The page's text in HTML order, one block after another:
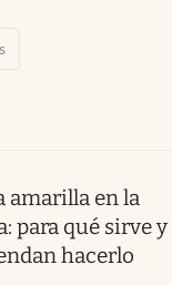
amarilla en la
para qué sirve y
hacerlo